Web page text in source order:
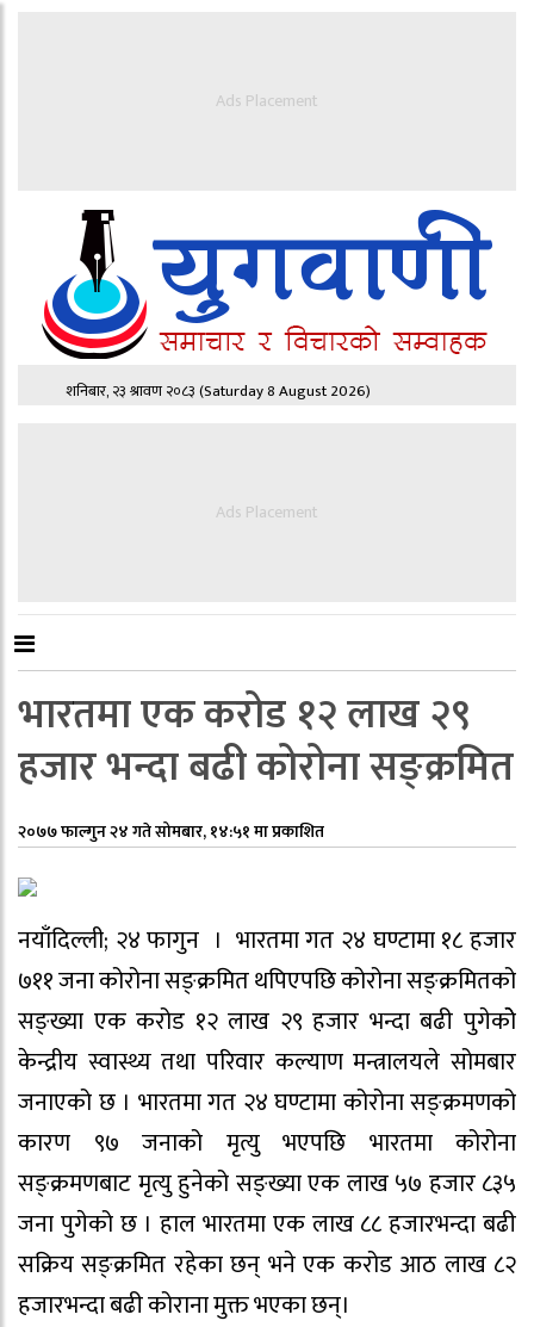
Ads Placement
शनिबार, २३ श्रावण २०८३(Saturday 8 August 2026)
Ads Placement
भारतमा एक करोड १२ लाख २९
हजार भन्दा बढी कोरोना सङ्क्रमित
२०७७ फाल्गुन २४ गते सोमबार, १४:५१ मा प्रकाशित
नयाँदिल्ली; २४ फागुन । भारतमा गत २४ घण्टामा १८ हजार
७११ जना कोरोना सङ्क्रमित थपिएपछि कोरोना सङ्क्रमितको
सङ्ख्या एक करोड १२ लाख २९ हजार भन्दा बढी पुगेकोे
केन्द्रीय स्वास्थ्य तथा परिवार कल्याण मन्त्रालयले सोमबार
जनाएको छ । भारतमा गत २४ घण्टामा कोरोना सङ्क्रमणको
कारण ९७ जनाको मृत्यु भएपछि भारतमा कोरोना
सङ्क्रमणबाट मृत्यु हुनेको सङ्ख्या एक लाख ५७ हजार ८३५
जना पुगेको छ । हाल भारतमा एक लाख ८८ हजारभन्दा बढी
सक्रिय सङ्क्रमित रहेका छन् भने एक करोड आठ लाख ८२
हजारभन्दा बढी कोराना मुक्त भएका छन्।